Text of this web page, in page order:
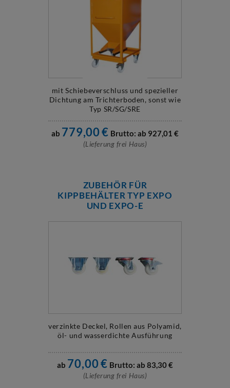
mit Schiebeverschluss und spezieller
Dichtung am Trichterboden, sonst wie
Typ SR/SG/SRE
ab 779,00€ Brutto: ab 927,01 €
(Lieferung frei Haus)
ZUBEHÖR FÜR
KIPPBEHÄLTER TYP EXPO
UND EXPO-E
verzinkte Deckel, Rollen aus Polyamid,
öl- und wasserdichte Ausführung
ab 70,00€ Brutto: ab 83,30€
(Lieferung frei Haus)